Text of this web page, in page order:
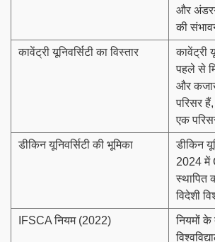
और
की
कावेंट्री यूनिवर्सिटी का विस्तार
कावेंट्री
पहले से
और
परिसर
एक
डीकिन यूनिवर्सिटी की भूमिका
डीकिन
2024 में
स्थापित
विदेशी
IFSCA नियम (2022)
नियमों के